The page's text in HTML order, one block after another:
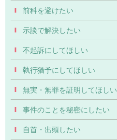
前科を避けたい
示談で解決したい
不起訴にしてほしい
執行猶予にしてほしい
無実・無罪を証明してほしい
事件のことを秘密にしたい
自首・出頭したい